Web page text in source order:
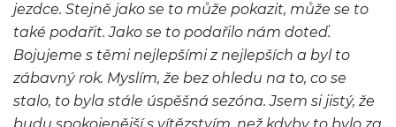
jezdce. Stejně jako se to může pokazit, může se to
také podařit. Jako se to podařilo nám doteď.
Bojujeme s těmi nejlepšími z nejlepších a byl to
zábavný rok. Myslím, že bez ohledu na to, co se
stalo, to byla stále úspěšná sezóna. Jsem si jistý, že